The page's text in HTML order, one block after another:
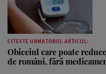
CITESTE URMATORUL ARTICOL:
Obiceiul care poate
de români, fără